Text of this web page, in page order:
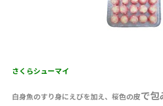
さくらシューマイ
白身魚のすり身にえびを加え、桜色の皮で包